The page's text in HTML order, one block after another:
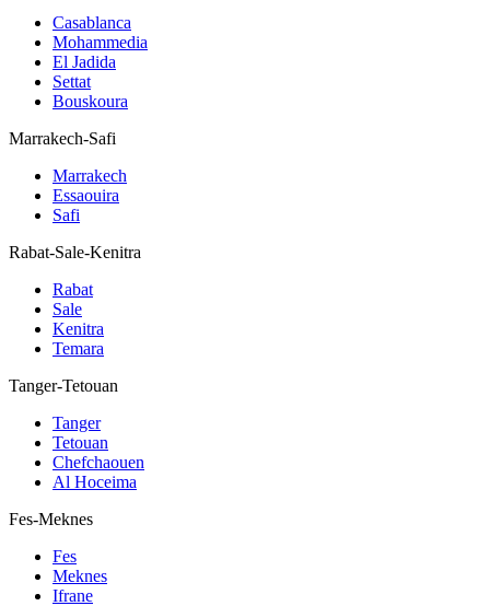
Casablanca
Mohammedia
El Jadida
Settat
Bouskoura
Marrakech-Safi
Marrakech
Essaouira
Safi
Rabat-Sale-Kenitra
Rabat
Sale
Kenitra
Temara
Tanger-Tetouan
Tanger
Tetouan
Chefchaouen
Al Hoceima
Fes-Meknes
Fes
Meknes
Ifrane